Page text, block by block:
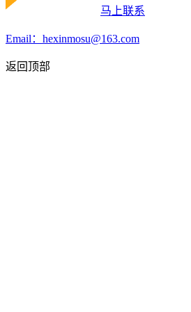
马上联系
Email：hexinmosu@163.com
返回顶部